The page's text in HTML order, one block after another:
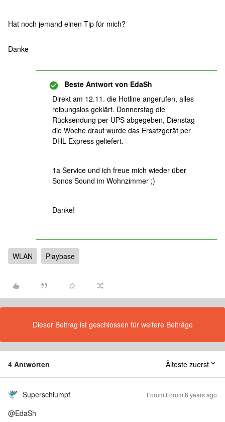
Hat noch jemand einen Tip für mich?
Danke
Beste Antwort von EdaSh
Direkt am 12.11. die Hotline angerufen, alles
reibungslos geklärt. Donnerstag die
Rücksendung per UPS abgegeben, Dienstag
die Woche drauf wurde das Ersatzgerät per
DHL Express geliefert.
1a Service und ich freue mich wieder über
Sonos Sound im Wohnzimmer ;)
Danke!
WLAN Playbase
Dieser Beitrag ist geschlossen für weitere Beiträge
4 Antworten Älteste zuerst
Superschlumpf Forum|Forum|6 years ago
@EdaSh